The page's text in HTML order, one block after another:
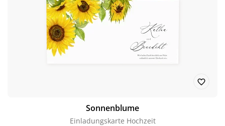
Sonnenblume
Einladungskarte Hochzeit